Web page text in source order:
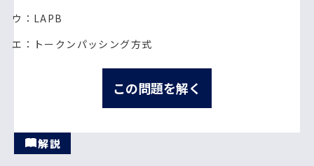
ウ：LAPB
エ：トークンパッシング方式
この問題を解く
解説